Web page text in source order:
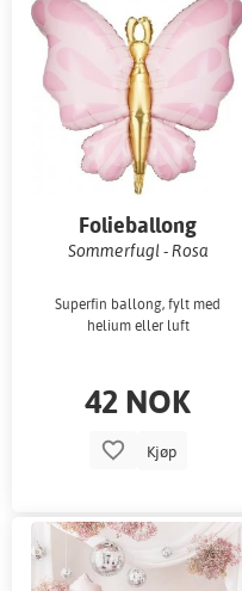
Folieballong
Sommerfugl - Rosa
Superfin ballong, fylt med
helium eller luft
42 NOK
Kjøp